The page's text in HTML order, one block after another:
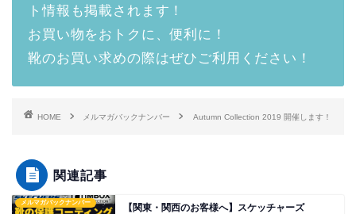
ト情報も掲載されます！
お買い物をおトクに、便利に！
靴のお買い求めの際はぜひご利用ください！
HOME メルマガバックナンバー Autumn Collection 2019 開催します！
関連記事
メルマガバックナンバー
【関東・関西のお客様へ】スケッチャーズ